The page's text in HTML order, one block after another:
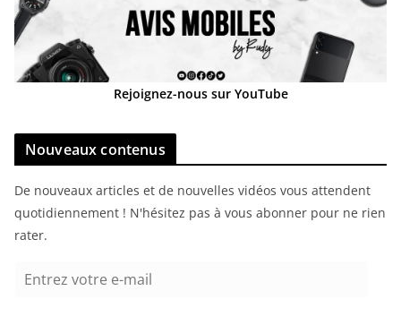
Rejoignez-nous sur YouTube
Nouveaux contenus
De nouveaux articles et de nouvelles vidéos vous attendent
quotidiennement ! N'hésitez pas à vous abonner pour ne rien
rater.